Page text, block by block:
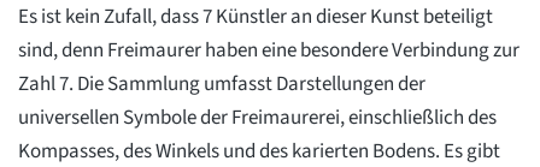
Es ist kein Zufall, dass 7 Künstler an dieser Kunst beteiligt
sind, denn Freimaurer haben eine besondere Verbindung zur
Zahl 7. Die Sammlung umfasst Darstellungen der
universellen Symbole der Freimaurerei, einschließlich des
Kompasses, des Winkels und des karierten Bodens. Es gibt